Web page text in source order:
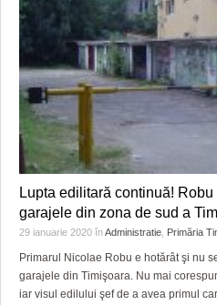
Lupta edilitară continuă!
garajele din zona de sud a
29 ianuarie 2020 înAdministratie Primăria
Primarul Nicolae Robu e hotărât şi nu
garajele din Timişoara. Nu mai
iar visul edilului şef de a avea primul